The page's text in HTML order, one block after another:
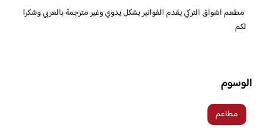
‏‎ مطعم اشواق التركي يقدم الفواتير بشكل يدوي وغير مترجمة بالعربي وشكرا
لكم
الوسوم
مطاعم